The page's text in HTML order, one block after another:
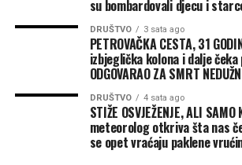
Stanivuković je najavio i dodatne radove
ulicama i vodovodnoj mreži, dok bi
30 dana trebalo da dobije prve
Detalji o broju vozila, linijama i
saopšteni.
Završene četiri mjere podrške
su bombardovali djecu i
DRUŠTVO 3 sata ago
PETROVAČKA CESTA, 31
izbjeglička kolona i dalje čeka
ODGOVARAO ZA SMRT
DRUŠTVO 4 sata ago
STIŽE OSVJEŽENJE, ALI
meteorolog otkriva šta nas
se opet vraćaju paklene